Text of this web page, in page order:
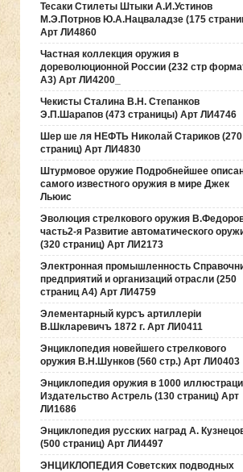
Тесаки Стилеты Штыки А.И.Устинов
М.Э.Потрнов Ю.А.Нацваладзе (175
Арт ЛИ4860
Частная коллекция оружия в
дореволюционной России (232 стр
А3) Арт ЛИ4200_
Чекисты Сталина В.Н. Степанков
Э.П.Шарапов (473 страницы) Арт ЛИ4746
Шер ше ля НЕФТЬ Николай Стариков (270
страниц) Арт ЛИ4830
Штурмовое оружие Подробнейшее
самого известного оружия в мире Джек
Льюис
Эволюция стрелкового оружия
часть2-я Развитие автоматического
(320 страниц) Арт ЛИ2173
Электронная промышленность
предприятий и организаций отрасли (250
страниц А4) Арт ЛИ4759
Элементарный курсъ артиллерiи
В.Шкларевичъ 1872 г. Арт ЛИ0411
Энциклопедия новейшего стрелкового
оружия В.Н.Шунков (560 стр.) Арт ЛИ0403
Энциклопедия оружия в 1000
Издательство Астрель (130 страниц) Арт
ЛИ1686
Энциклопедия русских наград А.
(500 страниц) Арт ЛИ4497
ЭНЦИКЛОПЕДИЯ Советских подводных